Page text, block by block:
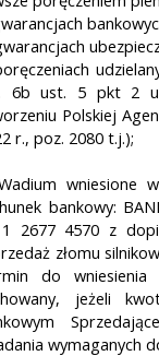
6b ust. 5 pkt 2
Polskiej
r., poz. 2080 t.j.);
wniesione
bankowy:
2677 4570 z
złomu
do
jeżeli
wymaganych